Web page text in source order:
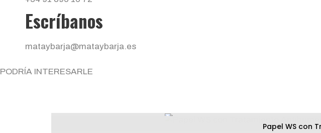
Escríbanos
mataybarja@mataybarja.es
PODRÍA INTERESARLE
Papel WS con